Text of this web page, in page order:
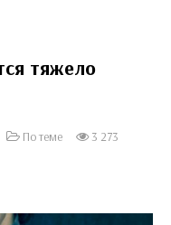
тяжело
По теме
3 273